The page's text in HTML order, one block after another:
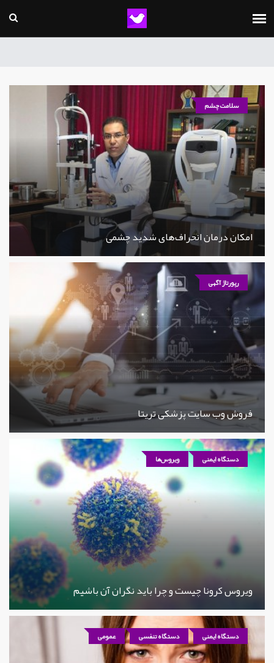
سلامت چشم
امکان درمان انحراف‌های شدید چشمی
رپورتاژ آگهی
فروش وب سایت پزشکی تریتا
دستگاه ایمنی ویروس‌ها
ویروس کرونا چیست و چرا باید نگران آن باشیم
دستگاه ایمنی دستگاه تنفسی عمومی